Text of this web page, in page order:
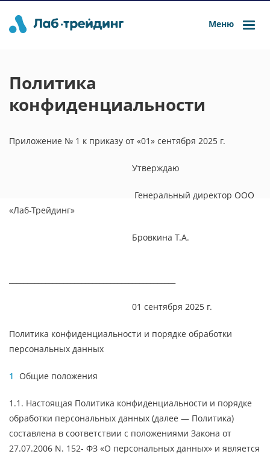
Меню
Политика
конфиденциальности
Приложение № 1 к приказу от «01» сентября 2025 г.
Утверждаю
Генеральный директор ООО
«Лаб-Трейдинг»
Бровкина Т.А.
01 сентября 2025 г.
Политика конфиденциальности и порядке обработки
персональных данных
Общие положения
1.1. Настоящая Политика конфиденциальности и порядке
обработки персональных данных (далее — Политика)
составлена в соответствии с положениями Закона от
27.07.2006 N. 152- ФЗ «О персональных данных» и является